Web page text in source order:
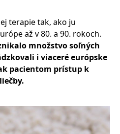
terapie tak, ako ju
až v 80. a 90. rokoch.
množstvo soľných
i viaceré európske
pacientom prístup k